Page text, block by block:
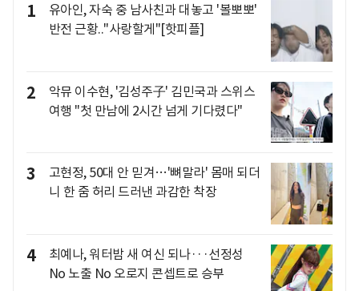
1
유아인, 자숙 중 남사친과 대놓고 '볼뽀뽀'
반전 근황.."사랑할게"[핫피플]
2
악뮤 이수현, '김성주子' 김민국과 스위스
여행 "첫 만남에 2시간 넘게 기다렸다"
3
고현정, 50대 안 믿겨…'뼈말라' 몸매 되더
니 한 줌 허리 드러낸 과감한 착장
4
최예나, 워터밤 새 여신 되나···선정성
No 노출 No 오로지 콘셉트로 승부